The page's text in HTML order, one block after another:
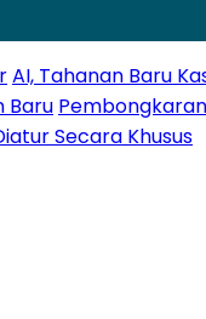
AI, Tahanan Baru
Baru
Secara Khusus